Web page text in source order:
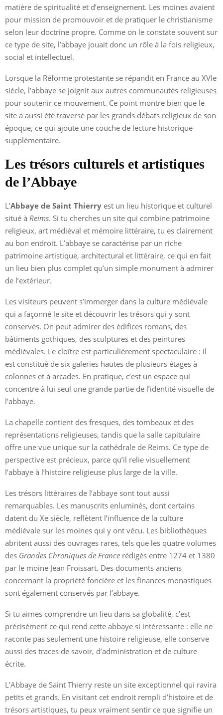
matière de spiritualité et d’enseignement. Les moines avaient
pour mission de promouvoir et de pratiquer le christianisme
selon leur doctrine propre. Comme on le constate souvent sur
ce type de site, l’abbaye jouait donc un rôle à la fois religieux,
social et intellectuel.
Lorsque la Réforme protestante se répandit en France au XVIe
siècle, l’abbaye se joignit aux autres communautés religieuses
pour soutenir ce mouvement. Ce point montre bien que le
site a aussi été traversé par les grands débats religieux de son
époque, ce qui ajoute une couche de lecture historique
supplémentaire.
Les trésors culturels et artistiques
de l’Abbaye
L’Abbaye de Saint Thierry est un lieu historique et culturel
situé à Reims. Si tu cherches un site qui combine patrimoine
religieux, art médiéval et mémoire littéraire, tu es clairement
au bon endroit. L’abbaye se caractérise par un riche
patrimoine artistique, architectural et littéraire, ce qui en fait
un lieu bien plus complet qu’un simple monument à admirer
de l’extérieur.
Les visiteurs peuvent s’immerger dans la culture médiévale
qui a façonné le site et découvrir les trésors qui y sont
conservés. On peut admirer des édifices romans, des
bâtiments gothiques, des sculptures et des peintures
médiévales. Le cloître est particulièrement spectaculaire : il
est constitué de six galeries hautes de plusieurs étages à
colonnes et à arcades. En pratique, c’est un espace qui
concentre à lui seul une grande partie de l’identité visuelle de
l’abbaye.
La chapelle contient des fresques, des tombeaux et des
représentations religieuses, tandis que la salle capitulaire
offre une vue unique sur la cathédrale de Reims. Ce type de
perspective est précieux, parce qu’il relie visuellement
l’abbaye à l’histoire religieuse plus large de la ville.
Les trésors littéraires de l’abbaye sont tout aussi
remarquables. Les manuscrits enluminés, dont certains
datent du Xe siècle, reflètent l’influence de la culture
médiévale sur les moines qui y ont vécu. Les bibliothèques
abritent aussi des ouvrages rares, tels que les quatre volumes
des Grandes Chroniques de France rédigés entre 1274 et 1380
par le moine Jean Froissart. Des documents anciens
concernant la propriété foncière et les finances monastiques
sont également conservés par l’abbaye.
Si tu aimes comprendre un lieu dans sa globalité, c’est
précisément ce qui rend cette abbaye si intéressante : elle ne
raconte pas seulement une histoire religieuse, elle conserve
aussi des traces de savoir, d’administration et de culture
écrite.
L’Abbaye de Saint Thierry reste un site exceptionnel qui ravira
petits et grands. En visitant cet endroit rempli d’histoire et de
trésors artistiques, tu peux vraiment sentir ce que signifie un